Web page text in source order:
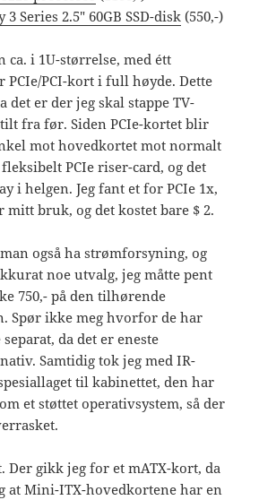
3 Series 2.5″ 60GB SSD-disk (550,-)
ca. i 1U-størrelse, med étt
PCIe/PCI-kort i full høyde. Dette
det er der jeg skal stappe TV-
fra før. Siden PCIe-kortet blir
mot hovedkortet mot normalt
fleksibelt PCIe riser-card, og det
i helgen. Jeg fant et for PCIe 1x,
mitt bruk, og det kostet bare $ 2.
også ha strømforsyning, og
noe utvalg, jeg måtte pent
750,- på den tilhørende
Spør ikke meg hvorfor de har
da det er eneste
Samtidig tok jeg med IR-
til kabinettet, den har
et støttet operativsystem, så der
Der gikk jeg for et mATX-kort, da
at Mini-ITX-hovedkortene har en